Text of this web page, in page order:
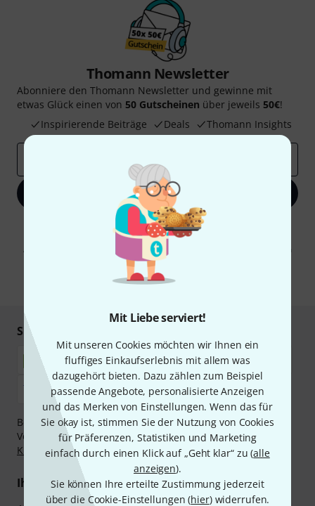
Mit Liebe serviert!
Mit unseren Cookies möchten wir Ihnen ein
fluffiges Einkaufserlebnis mit allem was
dazugehört bieten. Dazu zählen zum Beispiel
passende Angebote, personalisierte Anzeigen
und das Merken von Einstellungen. Wenn das für
Sie okay ist, stimmen Sie der Nutzung von Cookies
für Präferenzen, Statistiken und Marketing
einfach durch einen Klick auf „Geht klar“ zu (alle
anzeigen).
Sie können Ihre erteilte Zustimmung jederzeit
über die Cookie-Einstellungen (hier) widerrufen.
Thomann Newsletter
Abonniere den Thomann Newsletter und gewinne mit
etwas Glück einen von 50 Gutscheinen über jeweils 50€!
Inspirierende Beiträge
Deals Thomann Insights
Jetzt anmelden
Mit Klick auf „Jetzt anmelden“ stimmen Sie dem Erhalt von E-Mail-
Werbung und einer Messung des E-Mail-Nutzungsverhaltens zu. Die
Abmeldung ist jederzeit möglich. Weitere Informationen finden Sie in
unserenDatenschutzhinweisen
* Pflichtfeld
Sicher einkaufen & bezahlen
Bezahlen Sie vertraulich und sicher per Nachnahme,
Vorkasse, PayPal, Amazon Pay,Klarna Sofort bezahlen
Klarna Ratenzahlungoder Kreditkarte.
Ihre Vorteile